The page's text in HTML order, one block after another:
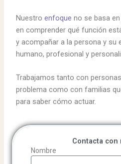
Nuestroenfoque no se basa
en comprender qué función
y acompañar a la persona y su
humano, profesional y
Trabajamos tanto con
problema como con familias
para saber cómo actuar.
Contacta con
Nombre